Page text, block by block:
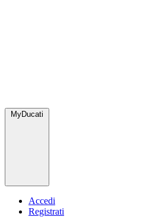
MyDucati
Accedi
Registrati